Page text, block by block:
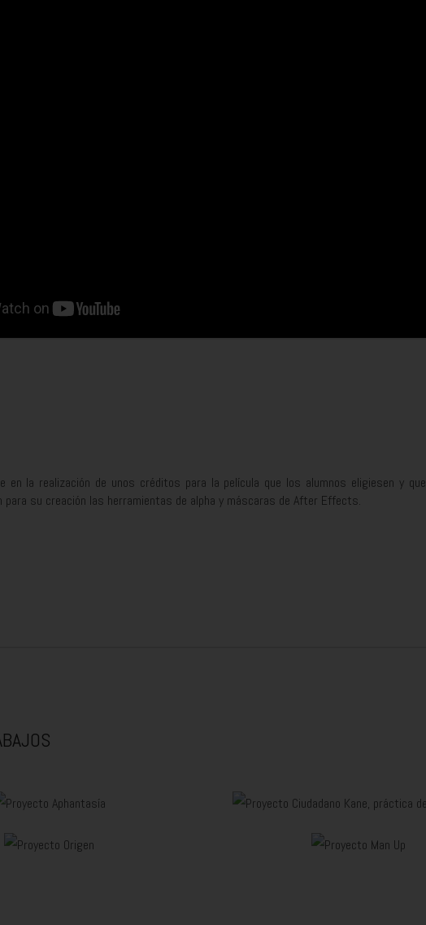
en la realización de unos créditos para la película que los alumnos eligiesen y que
para su creación las herramientas de alpha y máscaras de After Effects.